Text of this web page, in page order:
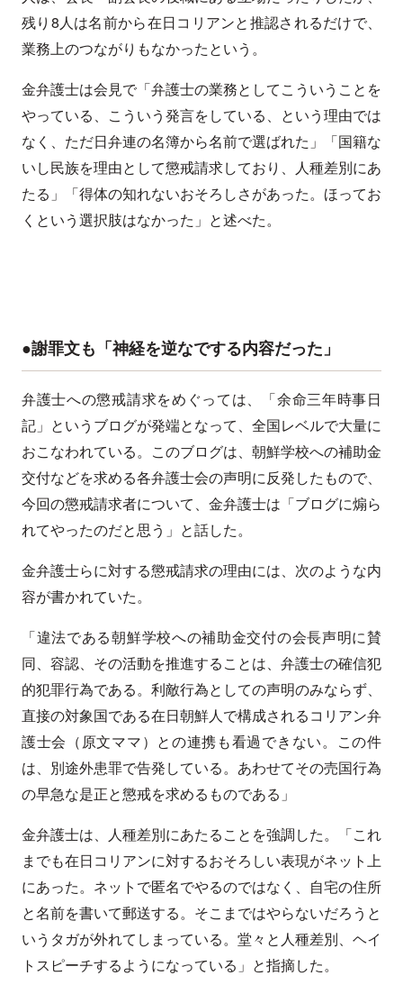
残り8人は名前から在日コリアンと推認されるだけで、
業務上のつながりもなかったという。
金弁護士は会見で「弁護士の業務としてこういうことを
やっている、こういう発言をしている、という理由では
なく、ただ日弁連の名簿から名前で選ばれた」「国籍な
いし民族を理由として懲戒請求しており、人種差別にあ
たる」「得体の知れないおそろしさがあった。ほってお
くという選択肢はなかった」と述べた。
●謝罪文も「神経を逆なでする内容だった」
弁護士への懲戒請求をめぐっては、「余命三年時事日
記」というブログが発端となって、全国レベルで大量に
おこなわれている。このブログは、朝鮮学校への補助金
交付などを求める各弁護士会の声明に反発したもので、
今回の懲戒請求者について、金弁護士は「ブログに煽ら
れてやったのだと思う」と話した。
金弁護士らに対する懲戒請求の理由には、次のような内
容が書かれていた。
「違法である朝鮮学校への補助金交付の会長声明に賛
同、容認、その活動を推進することは、弁護士の確信犯
的犯罪行為である。利敵行為としての声明のみならず、
直接の対象国である在日朝鮮人で構成されるコリアン弁
護士会（原文ママ）との連携も看過できない。この件
は、別途外患罪で告発している。あわせてその売国行為
の早急な是正と懲戒を求めるものである」
金弁護士は、人種差別にあたることを強調した。「これ
までも在日コリアンに対するおそろしい表現がネット上
にあった。ネットで匿名でやるのではなく、自宅の住所
と名前を書いて郵送する。そこまではやらないだろうと
いうタガが外れてしまっている。堂々と人種差別、ヘイ
トスピーチするようになっている」と指摘した。